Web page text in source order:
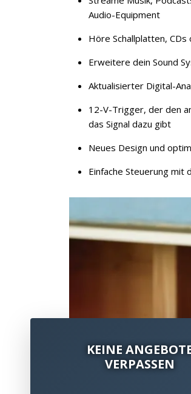
Audio-Equipment
Höre Schallplatten,
Erweitere dein Sound
Aktualisierter Digital-
12-V-Trigger, der den
das Signal dazu gibt
Neues Design und
Einfache Steuerung mit
KEINE
VERPASSEN